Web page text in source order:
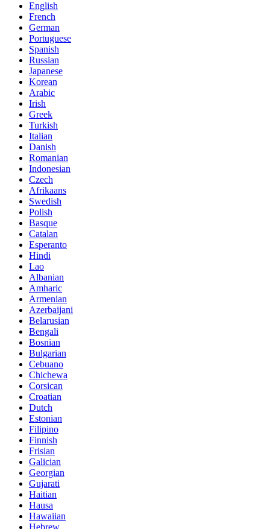
English
French
German
Portuguese
Spanish
Russian
Japanese
Korean
Arabic
Irish
Greek
Turkish
Italian
Danish
Romanian
Indonesian
Czech
Afrikaans
Swedish
Polish
Basque
Catalan
Esperanto
Hindi
Lao
Albanian
Amharic
Armenian
Azerbaijani
Belarusian
Bengali
Bosnian
Bulgarian
Cebuano
Chichewa
Corsican
Croatian
Dutch
Estonian
Filipino
Finnish
Frisian
Galician
Georgian
Gujarati
Haitian
Hausa
Hawaiian